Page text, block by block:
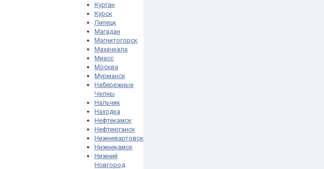
Курган
Курск
Липецк
Магадан
Магнитогорск
Махачкала
Миасс
Москва
Мурманск
Набережные
Челны
Нальчик
Находка
Нефтекамск
Нефтеюганск
Нижневартовск
Нижнекамск
Нижний
Новгород